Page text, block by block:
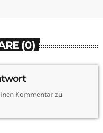
(0)
Kommentar zu